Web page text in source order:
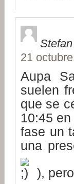
21
Aupa
suelen
que se
10:45
fase un
una
),